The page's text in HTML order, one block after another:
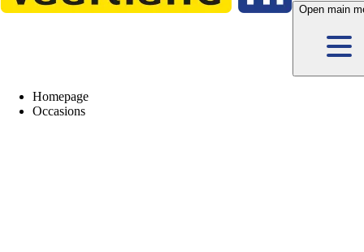
Open main
Homepage
Occasions